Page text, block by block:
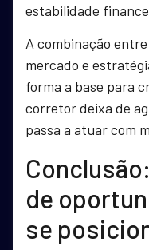
estabilidade
A combinação
mercado e
forma a base para
corretor deixa de
passa a atuar com
de
se